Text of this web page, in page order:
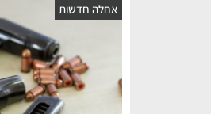
אחלה חדשות